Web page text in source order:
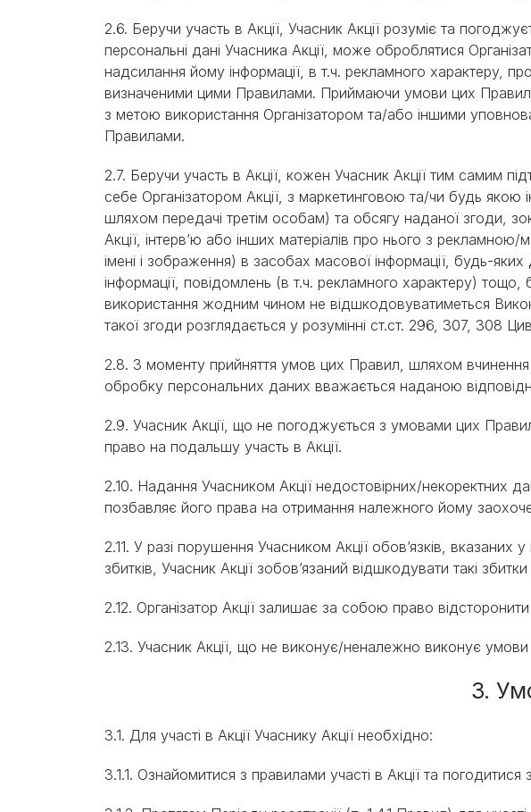
2.6. Беручи участь в Акції, Учасник Акції розуміє та
персональні дані Учасника Акції, може оброблятися
надсилання йому інформації, в т.ч. рекламного характеру,
визначеними цими Правилами. Приймаючи умови цих
з метою використання Організатором та/або іншими
Правилами.
2.7. Беручи участь в Акції, кожен Учасник Акції тим самим
себе Організатором Акції, з маркетинговою та/чи будь
шляхом передачі третім особам) та обсягу наданої згоди,
Акції, інтерв’ю або інших матеріалів про нього з
імені і зображення) в засобах масової інформації, будь-
інформації, повідомлень (в т.ч. рекламного характеру)
використання жодним чином не відшкодовуватиметься
такої згоди розглядається у розумінні ст.ст. 296, 307, 308
2.8. З моменту прийняття умов цих Правил, шляхом
обробку персональних даних вважається наданою
2.9. Учасник Акції, що не погоджується з умовами цих
право на подальшу учаcть в Акції.
2.10. Надання Учасником Акції недостовірних/некоректних
позбавляє його права на отримання належного йому
2.11. У разі порушення Учасником Акції обов’язків,
збитків, Учасник Акції зобов’язаний відшкодувати такі
2.12. Організатор Акції залишає за собою право відсторонити
2.13. Учасник Акції, що не виконує/неналежно виконує
3.
3.1. Для участі в Акції Учаснику Акції необхідно:
3.1.1. Ознайомитися з правилами участі в Акції та погодитися